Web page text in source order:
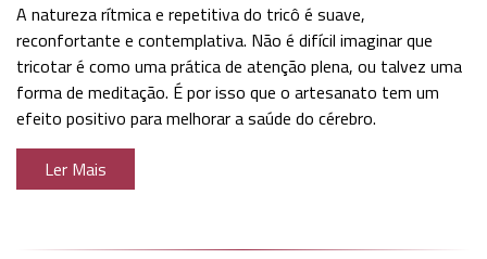
A natureza rítmica e repetitiva do tricô é suave,
reconfortante e contemplativa. Não é difícil imaginar que
tricotar é como uma prática de atenção plena, ou talvez uma
forma de meditação. É por isso que o artesanato tem um
efeito positivo para melhorar a saúde do cérebro.
Ler Mais